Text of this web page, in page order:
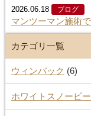
2026.06.18 ブログ
マンツーマン施術
カテゴリ一覧
ウィンバック (6)
ホワイトスノーピ